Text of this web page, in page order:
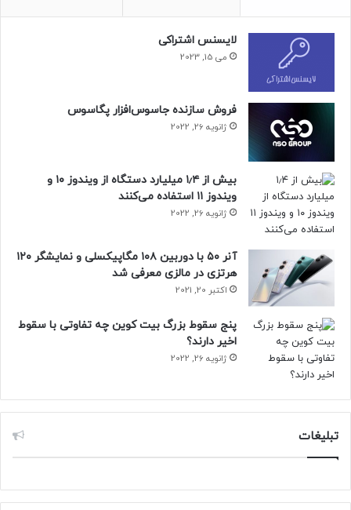
هستند. درحال‌حاضر، قیمت گوشی مذکور هنوز مشخص نیست.
حتما بخوانید :شرکت چینی ربات انسان‌نمای نسبتاً پیشرفته
معرفی کرد
منبع : زومیت
لایسنس اشتراکی
می 15, 2023
فروش سازنده جاسوس‌افزار پگاسوس
ژانویه 26, 2022
بیش از ۱٫۴ میلیارد دستگاه از ویندوز ۱۰ و
ویندوز ۱۱ استفاده می‌کنند
ژانویه 26, 2022
آنر ۵۰ با دوربین ۱۰۸ مگاپیکسلی و نمایشگر ۱۲۰
هرتزی در مالزی معرفی شد
اکتبر 20, 2021
پنج سقوط بزرگ بیت کوین چه تفاوتی با سقوط
اخیر دارند؟
ژانویه 26, 2022
تبلیغات